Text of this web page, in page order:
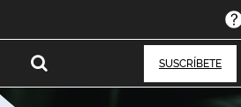
SUSCRÍBETE